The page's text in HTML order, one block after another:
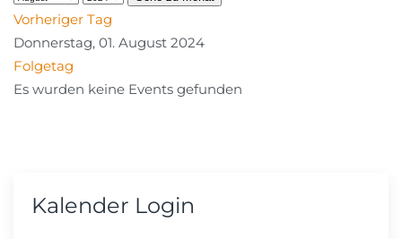
Vorheriger Tag
Donnerstag, 01. August 2024
Folgetag
Es wurden keine Events gefunden
Kalender Login